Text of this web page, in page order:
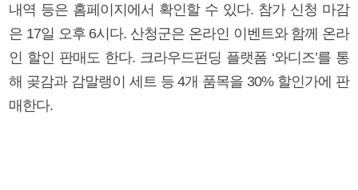
내역 등은 홈페이지에서 확인할 수 있다. 참가 신청 마감
은 17일 오후 6시다. 산청군은 온라인 이벤트와 함께 온라
인 할인 판매도 한다. 크라우드펀딩 플랫폼 ‘와디즈’를 통
해 곶감과 감말랭이 세트 등 4개 품목을 30% 할인가에 판
매한다.